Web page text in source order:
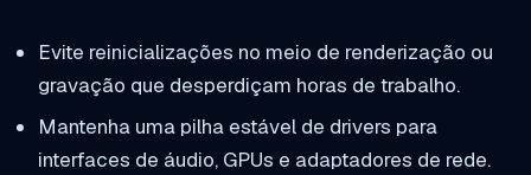
Evite reinicializações no meio de renderização ou
gravação que desperdiçam horas de trabalho.
Mantenha uma pilha estável de drivers para
interfaces de áudio, GPUs e adaptadores de rede.